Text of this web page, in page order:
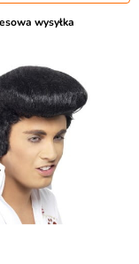
wysyłka